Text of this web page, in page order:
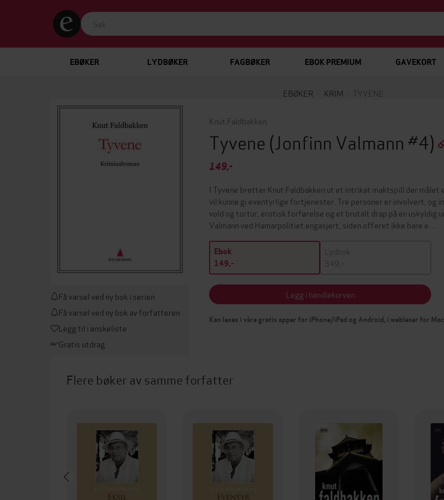
EBØKER LYDBØKER FAGBØKER EBOK PREMIUM GAVEKORT
EBØKER KRIM TYVENE
Få varsel ved ny bok i serien
Få varsel ved ny bok av forfatteren
Legg til i ønskeliste
Gratis utdrag
Knut Faldbakken
Tyvene (Jonfinn Valmann #4)
149,-
I Tyvene bretter Knut Faldbakken ut et intrikat maktspill der
vil kunne gi eventyrlige fortjenester. Tre personer er involvert, og
vold og tortur, erotisk forførelse og et brutalt drap på en uskyldig
Valmann ved Hamarpolitiet engasjert, siden offeret ikke bare e…
Ebok
149,-
Lydbok
349,-
Legg i handlekurven
Kan leses i våre gratis apper for iPhone/iPad og Android, i webleser for
Flere bøker av samme forfatter